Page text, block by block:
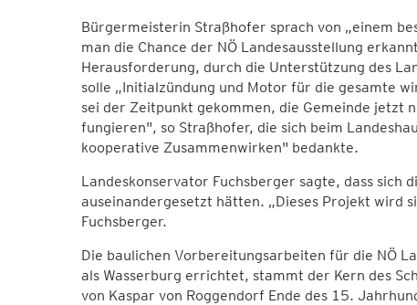
Bürgermeisterin Straßhofer sprach von „einem
man die Chance der NÖ Landesausstellung
Herausforderung, durch die Unterstützung des
solle „Initialzündung und Motor für die gesamte
sei der Zeitpunkt gekommen, die Gemeinde jetzt
fungieren", so Straßhofer, die sich beim
kooperative Zusammenwirken" bedankte.
Landeskonservator Fuchsberger sagte, dass
auseinandergesetzt hätten. „Dieses Projekt wird
Fuchsberger.
Die baulichen Vorbereitungsarbeiten für die NÖ
als Wasserburg errichtet, stammt der Kern des
von Kaspar von Roggendorf Ende des 15.